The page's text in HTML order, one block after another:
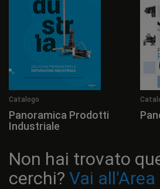
Catalogo
Panoramica Prodotti
Industriale
Non hai trovato
cerchi? Vai